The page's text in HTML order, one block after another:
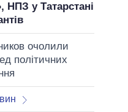
НПЗ у Татарстані
очолили
політичних